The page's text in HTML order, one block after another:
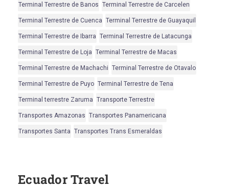
Terminal Terrestre de Banos Terminal Terrestre de Carcelen
Terminal Terrestre de Cuenca Terminal Terrestre de Guayaquil
Terminal Terrestre de Ibarra Terminal Terrestre de Latacunga
Terminal Terrestre de Loja Terminal Terrestre de Macas
Terminal Terrestre de Machachi Terminal Terrestre de Otavalo
Terminal Terrestre de Puyo Terminal Terrestre de Tena
Terminal terrestre Zaruma Transporte Terrestre
Transportes Amazonas Transportes Panamericana
Transportes Santa Transportes Trans Esmeraldas
Ecuador Travel